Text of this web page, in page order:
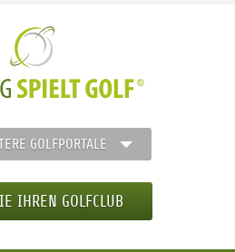
GOLFPORTALE
IHREN GOLFCLUB